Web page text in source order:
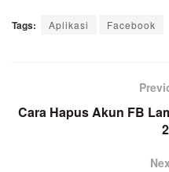
Tags: Aplikasi Facebook
Cara Hapus Akun FB